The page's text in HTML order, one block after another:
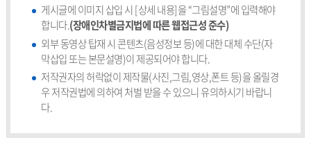
게시글에 이미지 삽입 시 [상세 내용]을 “그림설명”에 입력해야
합니다.(장애인차별금지법에 따른 웹접근성 준수)
외부 동영상 탑재 시 콘텐츠(음성정보 등)에 대한 대체 수단(자
막삽입 또는 본문설명)이 제공되어야 합니다.
저작권자의 허락없이 제작물(사진,그림,영상,폰트 등)을 올릴경
우 저작권법에 의하여 처벌 받을 수 있으니 유의하시기 바랍니
다.